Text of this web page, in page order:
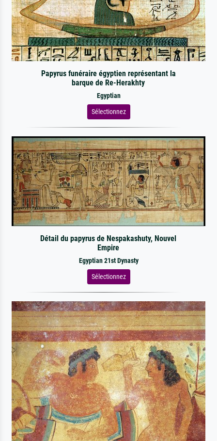
Papyrus funéraire égyptien représentant la
barque de Re-Herakhty
Egyptian
Sélectionnez
Détail du papyrus de Nespakashuty, Nouvel
Empire
Egyptian 21st Dynasty
Sélectionnez